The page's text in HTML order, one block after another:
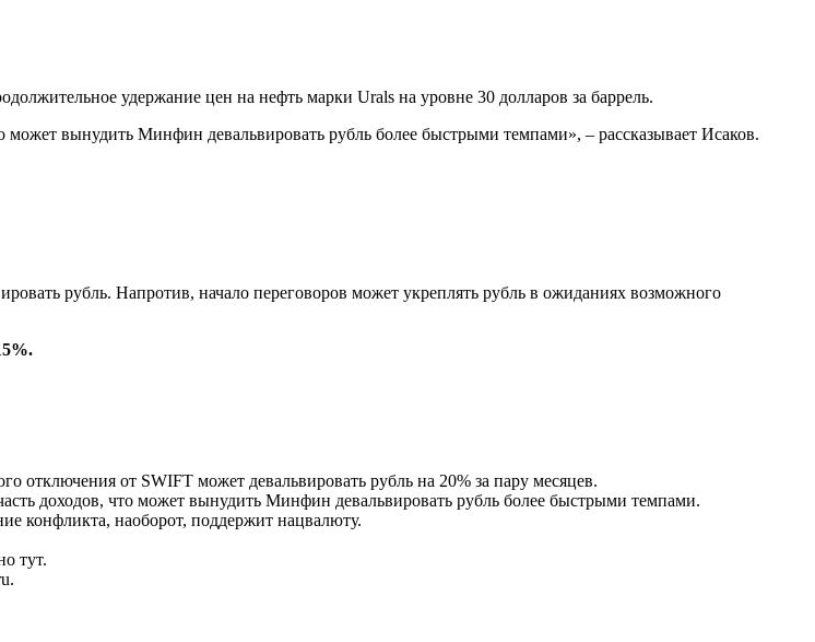
удержание цен на нефть марки Urals на уровне 30 долларов за баррель.
вынудить Минфин девальвировать рубль более быстрыми темпами», – рассказывает Исаков.
рубль. Напротив, начало переговоров может укреплять рубль в ожиданиях возможного
отключения от SWIFT может девальвировать рубль на 20% за пару месяцев.
доходов, что может вынудить Минфин девальвировать рубль более быстрыми темпами.
конфликта, наоборот, поддержит нацвалюту.
тут.